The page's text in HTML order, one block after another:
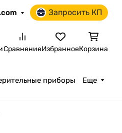
Запросить КП
СравнениеИзбранноеКорзина
приборы Еще